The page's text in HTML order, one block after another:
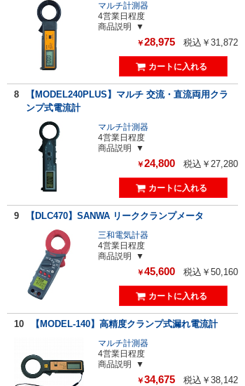
マルチ計測器
4営業日程度
商品説明
￥28,975 税込￥31,872
8
【MODEL240PLUS】マルチ 交流・直流両用クラ
ンプ式電流計
マルチ計測器
4営業日程度
商品説明
￥24,800 税込￥27,280
9 【DLC470】SANWA リーククランプメータ
三和電気計器
4営業日程度
商品説明
￥45,600 税込￥50,160
10 【MODEL-140】高精度クランプ式漏れ電流計
マルチ計測器
4営業日程度
商品説明
￥34,675 税込￥38,142